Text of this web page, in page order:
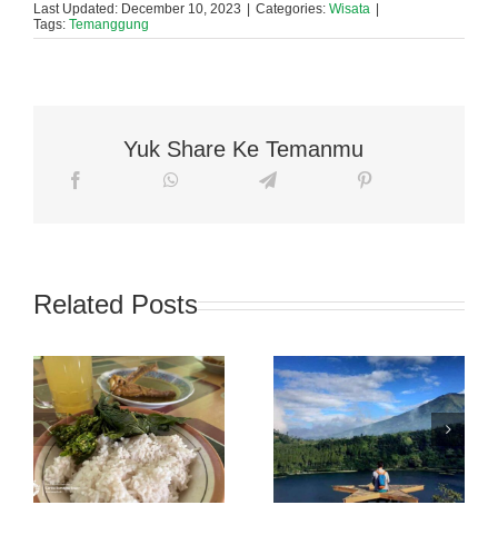
Last Updated: December 10, 2023 Categories: Wisata
Tags: Temanggung
Yuk Share Ke Temanmu
Related Posts